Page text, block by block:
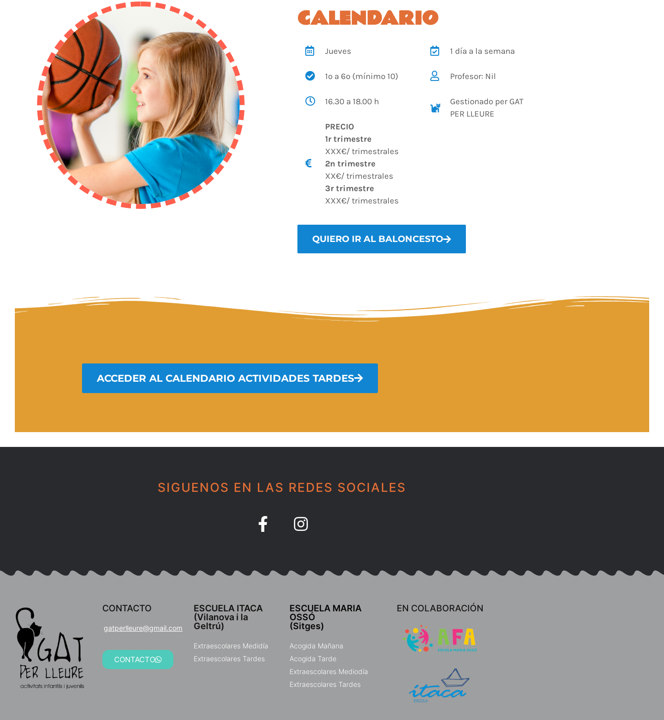
CALENDARIO
Jueves
1º a 6º (mínimo 10)
16.30 a 18.00 h
PRECIO
1r trimestre
XXX€/ trimestrales
2n trimestre
XX€/ trimestrales
3r trimestre
XXX€/ trimestrales
1 día a la semana
Profesor: Nil
Gestionado per GAT
PER LLEURE
QUIERO IR AL BALONCESTO
ACCEDER AL CALENDARIO ACTIVIDADES TARDES
SIGUENOS EN LAS REDES SOCIALES
CONTACTO
gatperlleure@gmail.com
CONTACTO
ESCUELA ITACA
(Vilanova i la
Geltrú)
Extraescolares Medidía
Extraescolares Tardes
ESCUELA MARIA
OSSÓ
(Sitges)
Acogida Mañana
Acogida Tarde
Extraescolares Mediodía
Extraescolares Tardes
EN COLABORACIÓN